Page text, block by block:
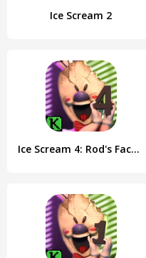
Ice Scream 2
Ice Scream 4: Rod's Factory